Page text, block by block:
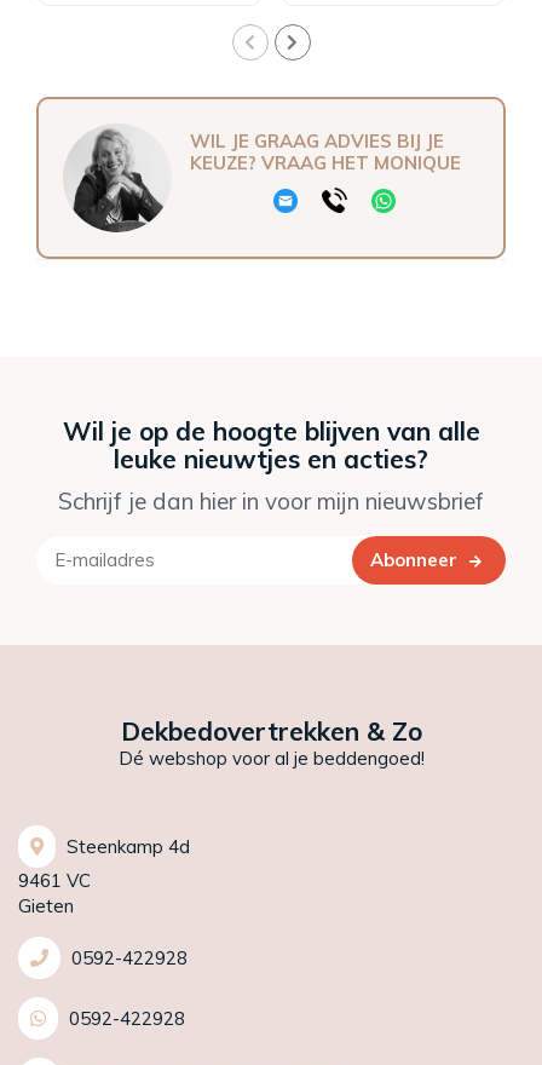
WIL JE GRAAG ADVIES BIJ JE
KEUZE? VRAAG HET MONIQUE
Wil je op de hoogte blijven van alle
leuke nieuwtjes en acties?
Schrijf je dan hier in voor mijn nieuwsbrief
Abonneer
Dekbedovertrekken & Zo
Dé webshop voor al je beddengoed!
Steenkamp 4d
9461 VC
Gieten
0592-422928
0592-422928